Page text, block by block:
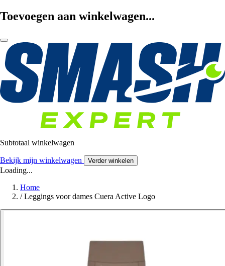
Toevoegen aan winkelwagen...
Subtotaal winkelwagen
Bekijk mijn winkelwagen Verder winkelen
Loading...
Home
/ Leggings voor dames Cuera Active Logo